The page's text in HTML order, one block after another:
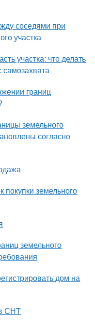
соседями при
участка
участка: что делать
самозахвата
границ
земельного
согласно
покупки земельного
земельного
дом на
СНТ